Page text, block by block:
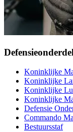
Koninklijke
Koninklijke
Koninklijke
Koninklijke
Defensie
Commando
Bestuursstaf